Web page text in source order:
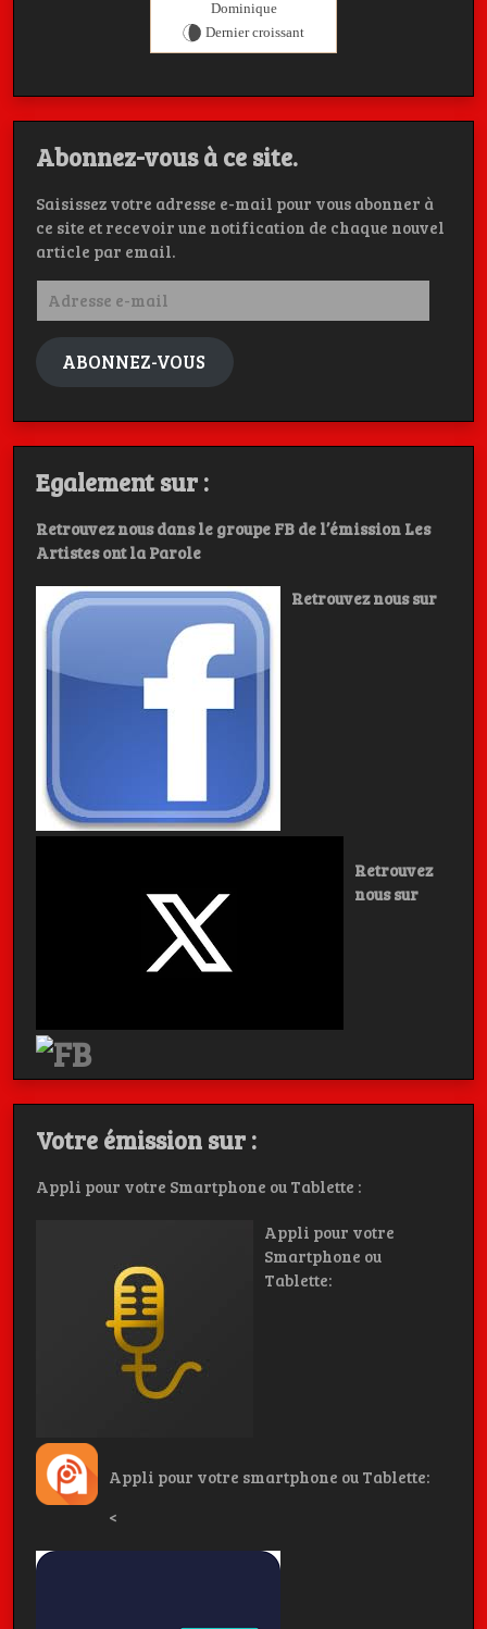
Dominique
Dernier croissant
Abonnez-vous à ce site.
Saisissez votre adresse e-mail pour vous abonner à
ce site et recevoir une notification de chaque nouvel
article par email.
Adresse
mail
ABONNEZ-VOUS
Egalement sur :
Retrouvez nous dans le groupe FB de l’émission Les
Artistes ont la Parole
Retrouvez nous sur
Retrouvez
nous sur
Votre émission sur :
Appli pour votre Smartphone ou Tablette :
Appli pour votre
Smartphone ou
Tablette:
Appli pour votre smartphone ou Tablette:
<